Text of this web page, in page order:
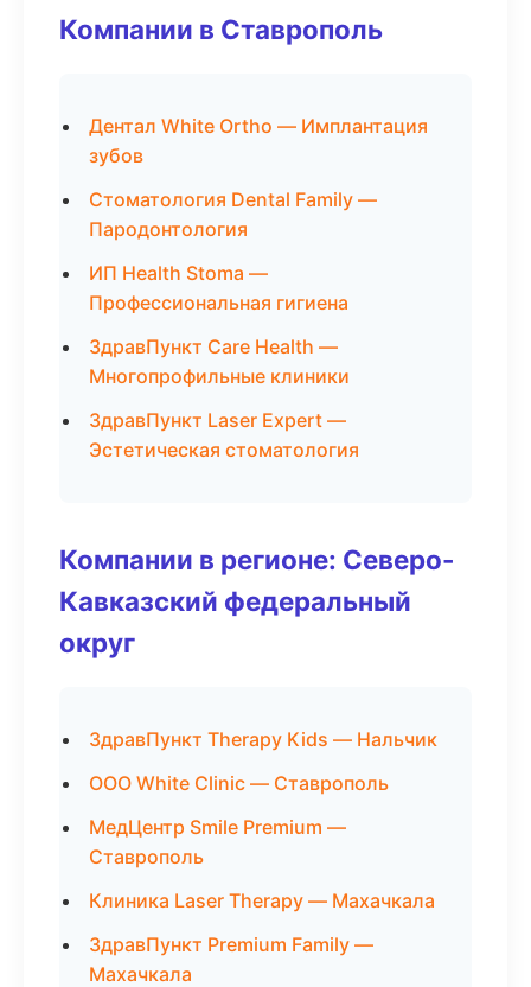
Компании в Ставрополь
Дентал White Ortho — Имплантация
зубов
Стоматология Dental Family —
Пародонтология
ИП Health Stoma —
Профессиональная гигиена
ЗдравПункт Care Health —
Многопрофильные клиники
ЗдравПункт Laser Expert —
Эстетическая стоматология
Компании в регионе: Северо-
Кавказский федеральный
округ
ЗдравПункт Therapy Kids — Нальчик
ООО White Clinic — Ставрополь
МедЦентр Smile Premium —
Ставрополь
Клиника Laser Therapy — Махачкала
ЗдравПункт Premium Family —
Махачкала